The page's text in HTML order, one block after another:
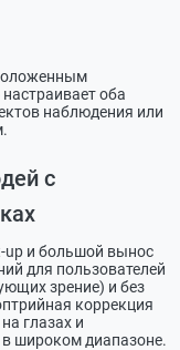
оба
наблюдения или
с
up и большой вынос
для пользователей
зрение) и без
коррекция
глазах и
широком диапазоне.